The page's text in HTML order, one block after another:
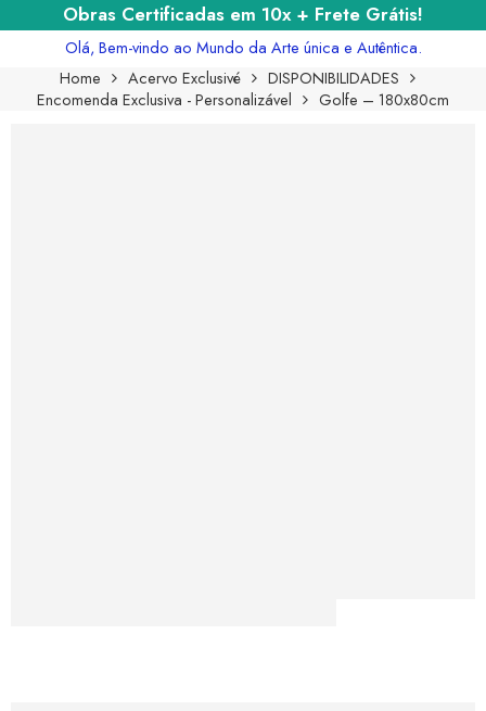
Obras Certificadas em 10x + Frete Grátis!
Olá, Bem-vindo ao Mundo da Arte única e Autêntica.
Home
Acervo Exclusivé
DISPONIBILIDADES
Encomenda Exclusiva - Personalizável
Golfe – 180x80cm